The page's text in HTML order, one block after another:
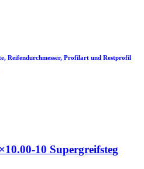
Reifendurchmesser, Profilart und Restprofil
10 Supergreifsteg